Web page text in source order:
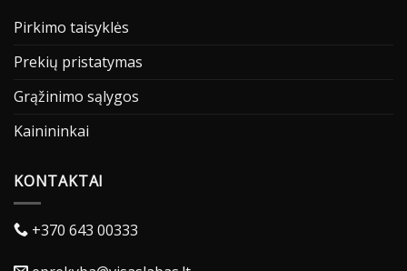
Pirkimo taisyklės
Prekių pristatymas
Grąžinimo sąlygos
Kainininkai
KONTAKTAI
+370 643 00333